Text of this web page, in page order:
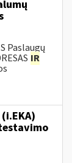
Paslaugų
IR